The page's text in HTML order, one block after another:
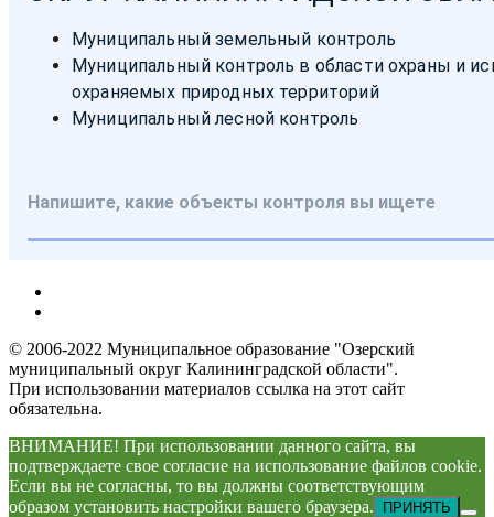
© 2006-2022 Муниципальное образование "Озерский
муниципальный округ Калининградской области".
При использовании материалов ссылка на этот сайт
обязательна.
ВНИМАНИЕ! При использовании данного сайта, вы
подтверждаете свое согласие на использование файлов cookie.
Если вы не согласны, то вы должны соответствующим
образом установить настройки вашего браузера.
ПРИНЯТЬ